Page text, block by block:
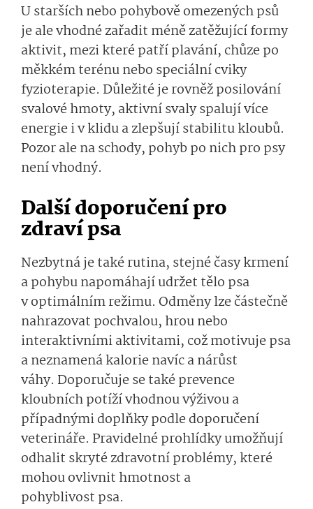
U starších nebo pohybově omezených psů
je ale vhodné zařadit méně zatěžující formy
aktivit, mezi které patří plavání, chůze po
měkkém terénu nebo speciální cviky
fyzioterapie. Důležité je rovněž posilování
svalové hmoty, aktivní svaly spalují více
energie i v klidu a zlepšují stabilitu kloubů.
Pozor ale na schody, pohyb po nich pro psy
není vhodný.
Další doporučení pro
zdraví psa
Nezbytná je také rutina, stejné časy krmení
a pohybu napomáhají udržet tělo psa
v optimálním režimu. Odměny lze částečně
nahrazovat pochvalou, hrou nebo
interaktivními aktivitami, což motivuje psa
a neznamená kalorie navíc a nárůst
váhy. Doporučuje se také prevence
kloubních potíží vhodnou výživou a
případnými doplňky podle doporučení
veterináře. Pravidelné prohlídky umožňují
odhalit skryté zdravotní problémy, které
mohou ovlivnit hmotnost a
pohyblivost psa.